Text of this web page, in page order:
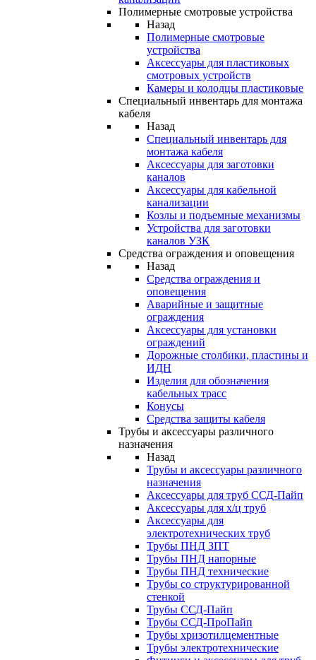
Полимерные смотровые устройства
Назад
Полимерные смотровые
устройства
Аксессуары для пластиковых
смотровых устройств
Камеры и колодцы пластиковые
Специальный инвентарь для монтажа
кабеля
Назад
Специальный инвентарь для
монтажа кабеля
Аксессуары для заготовки
каналов
Аксессуары для кабельной
канализации
Козлы и подъемные механизмы
Устройства для заготовки
каналов УЗК
Средства ограждения и оповещения
Назад
Средства ограждения и
оповещения
Аварийные и защитные
ограждения
Аксессуары для установки
ограждений
Дорожные столбики, пластины и
ИДН
Изделия для обозначения
кабельных трасс
Конусы
Средства защиты кабеля
Трубы и аксессуары различного
назначения
Назад
Трубы и аксессуары различного
назначения
Аксессуары для труб ССД-Пайп
Аксессуары для х/ц труб
Аксессуары для
электротехнических труб
Трубы ПНД ЗПТ
Трубы ПНД напорные
Трубы ПНД технические
Трубы со структурированной
стенкой
Трубы ССД-Пайп
Трубы ССД-ПроПайп
Трубы хризотилцементные
Трубы электротехнические